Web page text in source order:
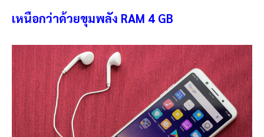
เหนือกว่าด้วยขุมพลัง RAM 4 GB